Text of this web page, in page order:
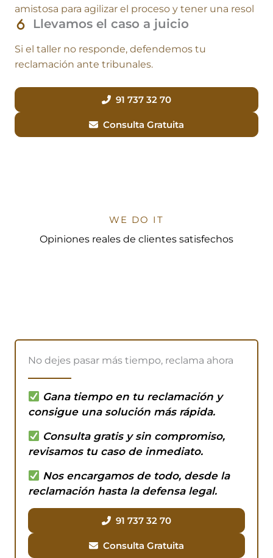
amistosa para agilizar el proceso y tener una resol
Llevamos el caso a juicio
Si el taller no responde, defendemos tu
reclamación ante tribunales.
91 737 32 70
Consulta Gratuita
WE DO IT
Opiniones reales de clientes satisfechos
No dejes pasar más tiempo, reclama ahora
Gana tiempo en tu reclamación y
consigue una solución más rápida.
Consulta gratisy sin compromiso,
revisamos tu caso de inmediato.
Nos encargamos de todo, desde la
reclamación hasta la defensa legal.
91 737 32 70
Consulta Gratuita